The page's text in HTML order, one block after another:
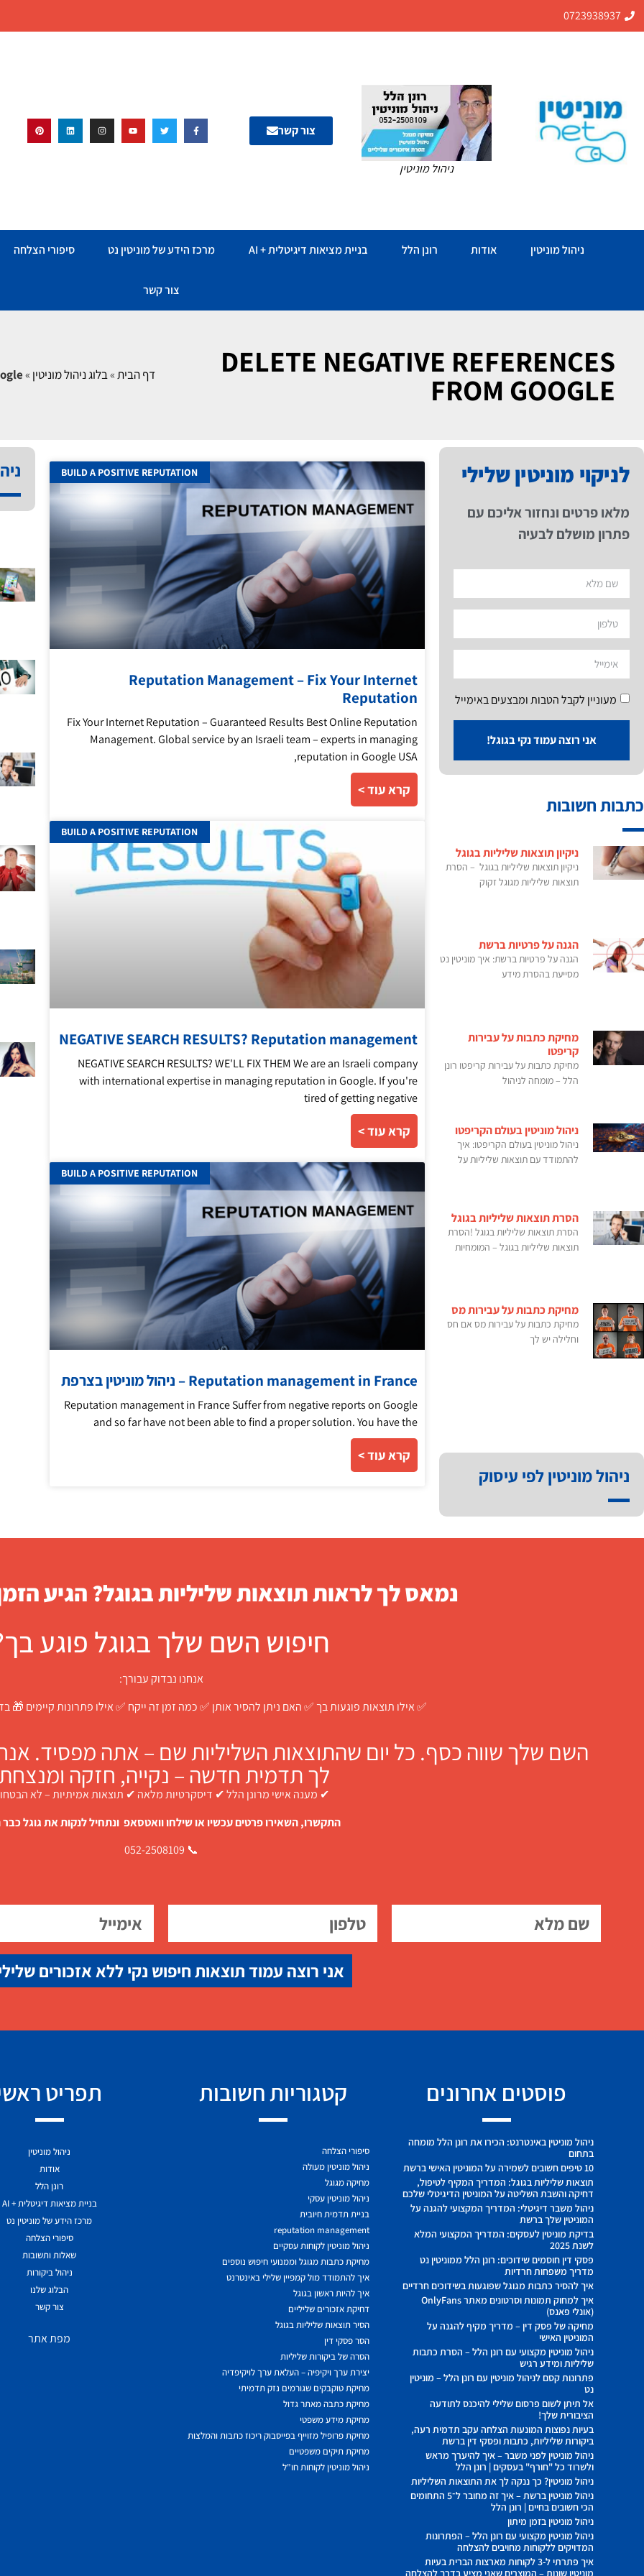
0723938937
ניהול מוניטין
צור קשר
ניהול מוניטין אודות רונן הלל בניית מציאות דיגיטלית + AI מרכז הידע של מוניטין נט סיפורי הצלחה
צור קשר
DELETE NEGATIVE REFERENCES
FROM GOOGLE דף הבית»בלוג ניהול מוניטין »
לניקוי מוניטין שלילי
מלאו פרטים ונחזור אליכם עם
פתרון מושלם לבעיה
מעוניין לקבל הטבות ומבצעים באימייל
אני רוצה עמוד נקי בגוגל!
כתבות חשובות
ניקיון תוצאות שליליות בגוגל
ניקיון תוצאות שליליות בגוגל – הסרת
תוצאות שליליות מגוגל זקוק
הגנה על פרטיות ברשת
הגנה על פרטיות ברשת: איך מוניטין נט
מסייעת בהסרת מידע
מחיקת כתבות על עבירות
קריפטו
מחיקת כתבות על עבירות קריפטו רונן
הלל – מומחה לניהול
ניהול מוניטין בעולם הקריפטו
ניהול מוניטין בעולם הקריפטו: איך
להתמודד עם תוצאות שליליות על
הסרת תוצאות שליליות בגוגל
הסרת תוצאות שליליות בגוגל !הסרת
תוצאות שליליות בגוגל – המומחיות
מחיקת כתבות על עבירות מס
מחיקת כתבות על עבירות מס אם חס
וחלילה יש לך
ניהול מוניטין לפי עיסוק
BUILD A POSITIVE REPUTATION
Reputation Management – Fix Your Internet
Reputation
Fix Your Internet Reputation – Guaranteed Results Best Online Reputation
Management. Global service by an Israeli team – experts in managing
reputation in Google USA,
קרא עוד >
BUILD A POSITIVE REPUTATION
NEGATIVE SEARCH RESULTS? Reputation management
NEGATIVE SEARCH RESULTS? WE'LL FIX THEM We are an Israeli company
with international expertise in managing reputation in Google. If you're
tired of getting negative
קרא עוד >
BUILD A POSITIVE REPUTATION
Reputation management in France – ניהול מוניטין בצרפת
Reputation management in France Suffer from negative reports on Google
and so far have not been able to find a proper solution. You have the
קרא עוד >
נמאס לך לראות תוצאות שליליות בגוגל? הגיע
חיפוש השם שלך בגוגל פוגע
אנחנו נבדוק עבורך:
✅ אילו תוצאות פוגעות בך ✅ האם ניתן להסיר אותן ✅ כמה זמן זה ייקח ✅ אילו פתרונות קיימים 🎁
השם שלך שווה כסף. כל יום שהתוצאות השליליות שם – אתה מפסיד.
לך תדמית חדשה – נקייה, חזקה
✔ מענה אישי מרונן הלל ✔ דיסקרטיות מלאה ✔ תוצאות אמיתיות – לא
התקשרו, השאירו פרטים עכשיו או שילחו וואטסאפ ונתחיל לנקות את גוגל כבר
📞 052-2508109
אני רוצה עמוד תוצאות חיפוש נקי ללא אזכורים
פוסטים אחרונים
ניהול מוניטין באינטרנט: הכירו את רונן הלל מומחה
בתחום
10 טיפים חשובים לשמירה על המוניטין האישי ברשת
תוצאות שליליות בגוגל: המדריך המקיף לטיפול,
דחיקה והשבת השליטה על המוניטין הדיגיטלי שלכם
ניהול משבר דיגיטלי: המדריך המקצועי להגנה על
המוניטין שלך ברשת
בדיקת מוניטין לעסקים: המדריך המקצועי המלא
לשנת 2025
פסקי דין חוסמים שידוכים: רונן הלל ממוניטין נט
מדריך משפחות חרדיות
איך להסיר כתבות מגוגל שפוגעות בשידוכים חרדיים
איך למחוק תמונות וסרטונים מאתר OnlyFans
(אונלי פאנס)
מחיקה של פסק דין – מדריך מקיף להגנה על
המוניטין האישי
ניהול מוניטין מקצועי עם רונן הלל – הסרת כתבות
שליליות ומידע רגיש
פתרונות קסם לניהול מוניטין עם רונן הלל – מוניטין
נט
אל תיתן לשום פרסום שלילי להיכנס לתודעה
הציבורית שלך!
בעיות נפוצות המונעות הצלחה עקב תדמית רעה,
ביקורות שליליות, כתבות ופסקי דין ברשת
ניהול מוניטין לפני משבר – איך להיערך מראש
ולשרוד כל "חורף" בעסקים | רונן הלל
ניהול מוניטין? כך ננקה לך את התוצאות השליליות
ניהול מוניטין ברשת – איך זה מחובר ל־5 התחומים
הכי חשובים בחיים | רונן הלל
ניהול מוניטין בזמן מיתון
ניהול מוניטין מקצועי עם רונן הלל – הפתרונות
המדויקים ללקוחות מחויבים להצלחה
איך פתרתי ל-3 לקוחות מארצות הברית בעיות
קטגוריות חשובות
סיפורי הצלחה
ניהול מוניטין מעולה
מחיקה מגוגל
ניהול מוניטין עסקי
בניית תדמית חיובית
reputation management
ניהול מוניטין לקוחות עסקיים
מחיקת כתבות מגוגל וממנועי חיפוש נוספים
איך להתמודד מול קמפיין שלילי באינטרנט
איך להיות ראשון בגוגל
דחיקת אזכורים שליליים
הסיר תוצאות שליליות בגוגל
הסר פסקי דין
הסרה של ביקורות שליליות
יצירת ערך ויקיפיה – העלאת ערך לויקיפדיה
מחיקת טוקבקים שגורמים נזק תדמיתי
מחיקת כתבה מאתר גדול
מחיקת מידע משפטי
מחיקת פרופיל מזוייף בפייסבוק ריכוז כתבות והמלצות
מחיקת תיקים משפטיים
ניהול מוניטין לקוחות חו"ל
תפריט
ניהול מוניטין
אודות
רונן הלל
בניית מציאות דיגיטלית + AI
מרכז הידע של מוניטין נט
סיפורי הצלחה
שאלות ותשובות
ניהול ביקורות
הבלוג שלנו
צור קשר
מפת אתר